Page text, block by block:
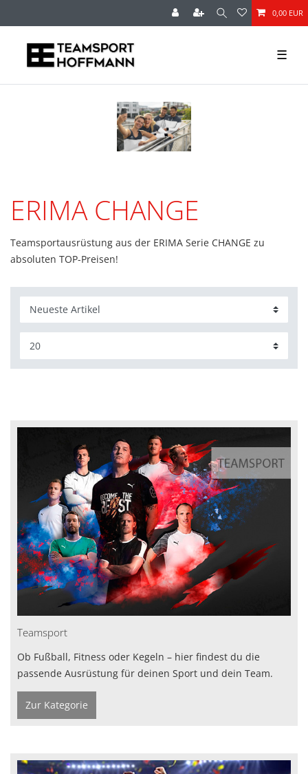
0,00 EUR
☰
ERIMA CHANGE
Teamsportausrüstung aus der ERIMA Serie CHANGE zu
absoluten TOP-Preisen!
Teamsport
Ob Fußball, Fitness oder Kegeln – hier findest du die
passende Ausrüstung für deinen Sport und dein Team.
Zur Kategorie